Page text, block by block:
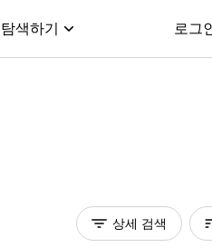
색하기 로그
상세 검색